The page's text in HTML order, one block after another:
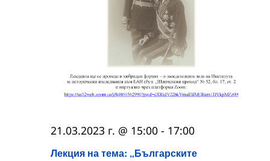
Лекция на тема: „Българските
21.03.2023 г. @ 15:00 - 17:00